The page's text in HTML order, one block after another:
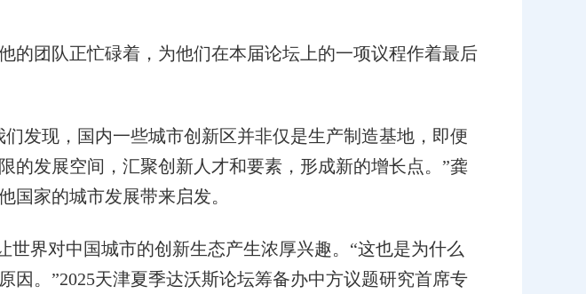
团队正忙碌着，为他们在本届论坛上的一项议程作着最后
现，国内一些城市创新区并非仅是生产制造基地，即便
的发展空间，汇聚创新人才和要素，形成新的增长点。”龚
国家的城市发展带来启发。
界对中国城市的创新生态产生浓厚兴趣。“这也是为什么
。”2025天津夏季达沃斯论坛筹备办中方议题研究首席专